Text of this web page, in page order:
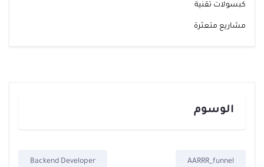
كبسولات تقنية
مشاريع متعثرة
الوسوم
AARRR_funnel
Backend Developer